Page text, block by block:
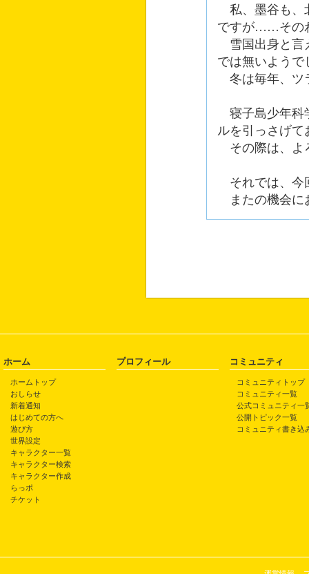
私、墨谷も、
ですが……その
雪国出身と言
では無いよう
冬は毎年、ツ
寝子島少年科
ルを引っさげて
その際は、よ
それでは、今
またの機会に
ホーム
ホームトップ
おしらせ
新着通知
はじめての方へ
遊び方
世界設定
キャラクター一覧
キャラクター検索
キャラクター作成
らっポ
チケット
プロフィール コミュニティ
コミュニティトップ
コミュニティ一覧
公式コミュニティ一
公開トピック一覧
コミュニティ書き込